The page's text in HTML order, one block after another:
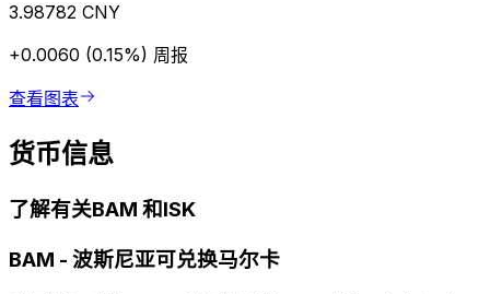
3.98782 CNY
+0.0060 (0.15%) 周报
查看图表
货币信息
了解有关BAM 和ISK
BAM - 波斯尼亚可兑换马尔卡